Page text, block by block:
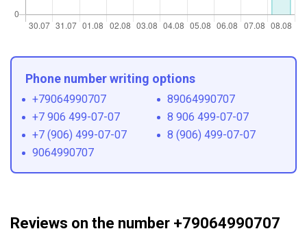
Phone number writing options
+79064990707
89064990707
+7 906 499-07-07
8 906 499-07-07
+7 (906) 499-07-07
8 (906) 499-07-07
9064990707
Reviews on the number +79064990707